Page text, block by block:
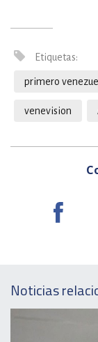
Etiquetas:
primero
venevision
Noticias